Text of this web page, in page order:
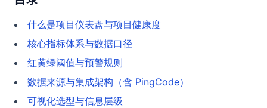
什么是项目仪表盘与项目健康度
核心指标体系与数据口径
红黄绿阈值与预警规则
数据来源与集成架构（含 PingCode）
可视化选型与信息层级